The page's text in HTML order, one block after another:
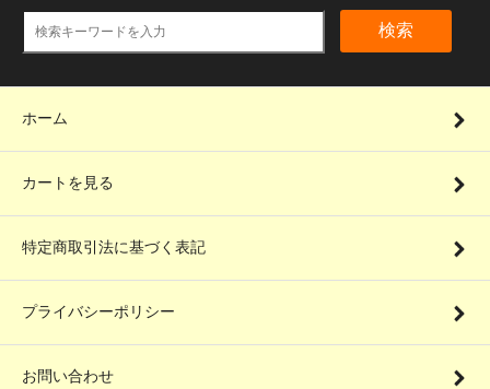
検索
ホーム
カートを見る
特定商取引法に基づく表記
プライバシーポリシー
お問い合わせ